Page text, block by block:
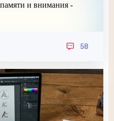
и внимания -
58